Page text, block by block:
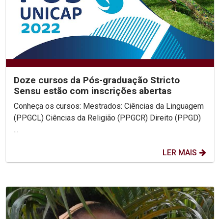
Doze cursos da Pós-graduação Stricto
Sensu estão com inscrições abertas
Conheça os cursos: Mestrados: Ciências da Linguagem
(PPGCL) Ciências da Religião (PPGCR) Direito (PPGD)
...
LER MAIS